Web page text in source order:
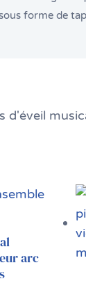
forme de
d'éveil
arc